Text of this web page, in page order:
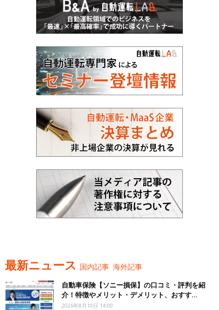
最新ニュース 国内記事 海外記事
自動車保険【ソニー損保】の口コミ・評判を紹
介！特徴やメリット・デメリット、おすす...
2026年8月10日 14:00